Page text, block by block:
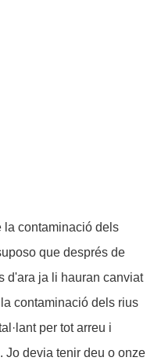
la contaminació dels
que després de
d'ara ja li hauran canviat
contaminació dels rius
per tot arreu i
Jo devia tenir deu o onze